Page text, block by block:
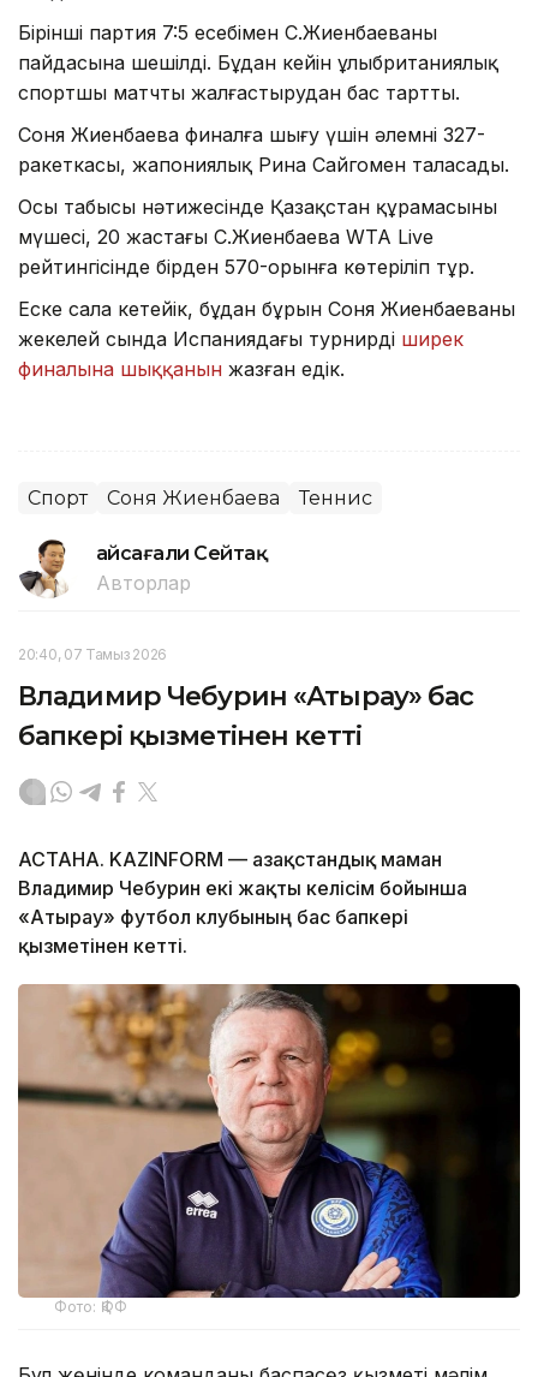
Бірінші партия 7:5 есебімен С.Жиенбаеваның
пайдасына шешілді. Бұдан кейін ұлыбританиялық
спортшы матчты жалғастырудан бас тартты.
Соня Жиенбаева финалға шығу үшін әлемнің 327-
ракеткасы, жапониялық Рина Сайгомен таласады.
Осы табысы нәтижесінде Қазақстан құрамасының
мүшесі, 20 жастағы С.Жиенбаева WTA Live
рейтингісінде бірден 570-орынға көтеріліп тұр.
Еске сала кетейік, бұдан бұрын Соня Жиенбаеваның
жекелей сында Испаниядағы турнирдің ширек
финалына шыққанын жазған едік.
Спорт Соня Жиенбаева Теннис
Ғайсағали Сейтақ
Авторлар
20:40, 07 Тамыз 2026
Владимир Чебурин «Атырау» бас
бапкері қызметінен кетті
АСТАНА. KAZINFORM — Қазақстандық маман
Владимир Чебурин екі жақты келісім бойынша
«Атырау» футбол клубының бас бапкері
қызметінен кетті.
Фото: ҚФФ